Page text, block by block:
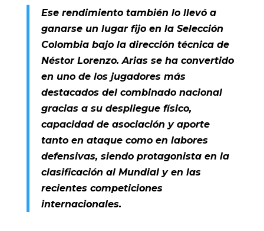
Ese rendimiento también lo llevó a
ganarse un lugar fijo en la Selección
Colombia bajo la dirección técnica de
Néstor Lorenzo. Arias se ha convertido
en uno de los jugadores más
destacados del combinado nacional
gracias a su despliegue físico,
capacidad de asociación y aporte
tanto en ataque como en labores
defensivas, siendo protagonista en la
clasificación al Mundial y en las
recientes competiciones
internacionales.